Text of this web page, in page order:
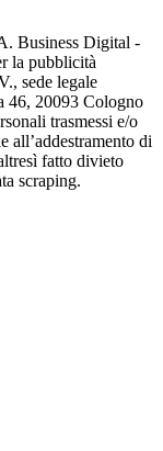
Business Digital -
la pubblicità
sede legale
46, 20093 Cologno
trasmessi e/o
all’addestramento di
fatto divieto
scraping.